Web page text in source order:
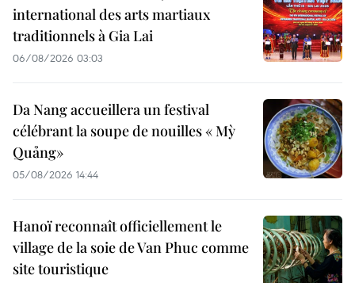
international des arts martiaux
traditionnels à Gia Lai
06/08/2026 03:03
Da Nang accueillera un festival
célébrant la soupe de nouilles « Mỳ
Quảng»
05/08/2026 14:44
Hanoï reconnaît officiellement le
village de la soie de Van Phuc comme
site touristique